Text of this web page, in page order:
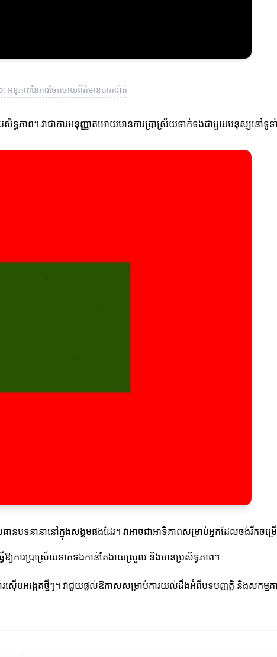
នុភាពនៃការចែកចាយព័ត៌មានបាការ៉ាត់
សិទ្ធភាព។ វាជាការអនុញ្ញាតអោយមានការប្រាស្រ័យទាក់ទងជាមួយមនុស្សនៅ
បទនានានៅក្នុងសង្គមផងដែរ។ វាអាចជាអាទិភាពសម្រាប់អ្នកដែលចង់រីកចម្
ឱ្យការប្រាស្រ័យទាក់ទងកាន់តែងាយស្រួល និងមានប្រសិទ្ធភាព។
ើបអង្កេតថ្មីៗ។ វាជួយផ្ដល់ឱកាសសម្រាប់ការយល់ដឹងអំពីបទបញ្ញត្តិ និងសកម្មភ